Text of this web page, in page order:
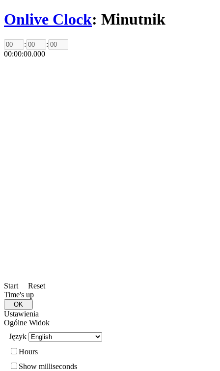
Onlive Clock: Minutnik
:
:
00:00:00.000
Start
Reset
Time's up
Ustawienia
Ogólne Widok
Język
Hours
Show milliseconds